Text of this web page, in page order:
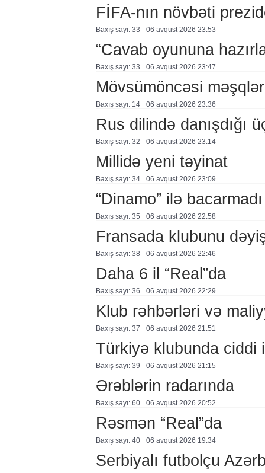
FİFA-nın növbəti
Baxış sayı: 33 06 avqust 2026 23:53
“Cavab oyununa
Baxış sayı: 33 06 avqust 2026 23:47
Mövsümöncəsi
Baxış sayı: 14 06 avqust 2026 23:36
Rus dilində danışdığı
Baxış sayı: 32 06 avqust 2026 23:14
Millidə yeni təyinat
Baxış sayı: 34 06 avqust 2026 23:09
“Dinamo” ilə bacarmadı
Baxış sayı: 35 06 avqust 2026 22:58
Fransada klubunu
Baxış sayı: 38 06 avqust 2026 22:46
Daha 6 il “Real”da
Baxış sayı: 36 06 avqust 2026 22:29
Klub rəhbərləri və
Baxış sayı: 37 06 avqust 2026 21:51
Türkiyə klubunda ciddi
Baxış sayı: 39 06 avqust 2026 21:15
Ərəblərin radarında
Baxış sayı: 60 06 avqust 2026 20:52
Rəsmən “Real”da
Baxış sayı: 40 06 avqust 2026 19:34
Serbiyalı futbolçu